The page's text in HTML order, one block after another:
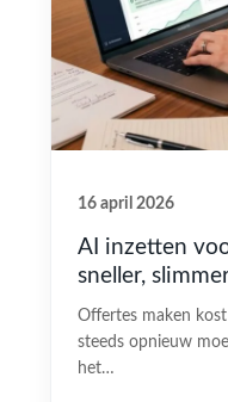
16 april 2026
AI inzetten
sneller,
Offertes maken
steeds opnieuw
het…